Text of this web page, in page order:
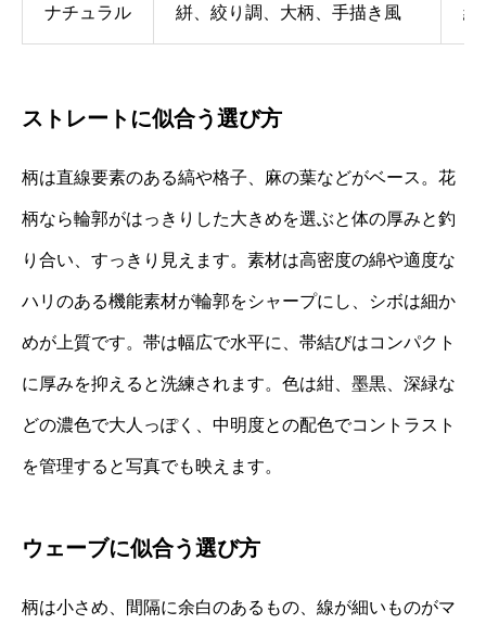
ナチュラル 絣、絞り調、大柄、手描き風 綿
ストレートに似合う選び方
柄は直線要素のある縞や格子、麻の葉などがベース。花
柄なら輪郭がはっきりした大きめを選ぶと体の厚みと釣
り合い、すっきり見えます。素材は高密度の綿や適度な
ハリのある機能素材が輪郭をシャープにし、シボは細か
めが上質です。帯は幅広で水平に、帯結びはコンパクト
に厚みを抑えると洗練されます。色は紺、墨黒、深緑な
どの濃色で大人っぽく、中明度との配色でコントラスト
を管理すると写真でも映えます。
ウェーブに似合う選び方
柄は小さめ、間隔に余白のあるもの、線が細いものがマ